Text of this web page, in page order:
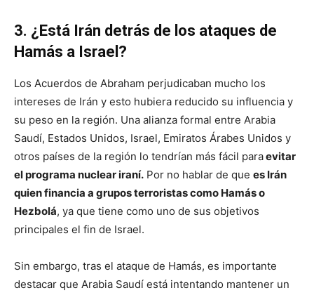
3. ¿Está Irán detrás de los ataques de
Hamás a Israel?
Los Acuerdos de Abraham perjudicaban mucho los
intereses de Irán y esto hubiera reducido su influencia y
su peso en la región. Una alianza formal entre Arabia
Saudí, Estados Unidos, Israel, Emiratos Árabes Unidos y
otros países de la región lo tendrían más fácil paraevitar
el programa nuclear iraní. Por no hablar de que es Irán
quien financia a grupos terroristas como Hamás o
Hezbolá, ya que tiene como uno de sus objetivos
principales el fin de Israel.
Sin embargo, tras el ataque de Hamás, es importante
destacar que Arabia Saudí está intentando mantener un